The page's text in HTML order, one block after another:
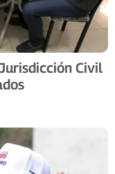
Civil